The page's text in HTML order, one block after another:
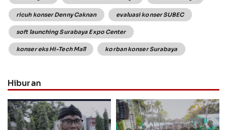
ricuh konser Denny Caknan evaluasi konser SUBEC
soft launching Surabaya Expo Center
konser eks Hi-Tech Mall korban konser Surabaya
Hiburan